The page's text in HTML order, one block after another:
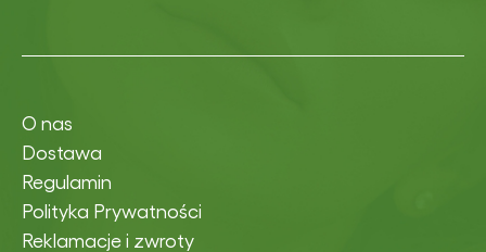
O nas
Dostawa
Regulamin
Polityka Prywatności
Reklamacje i zwroty